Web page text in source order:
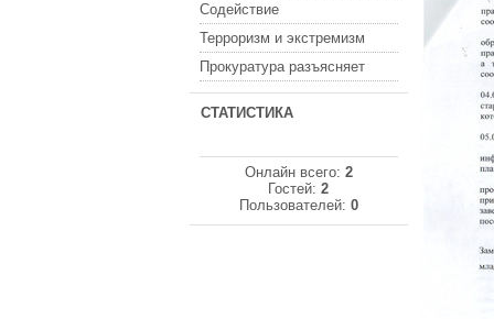
Содействие
Терроризм и экстремизм
Прокуратура разъясняет
СТАТИСТИКА
Онлайн всего: 2
Гостей:2
Пользователей: 0